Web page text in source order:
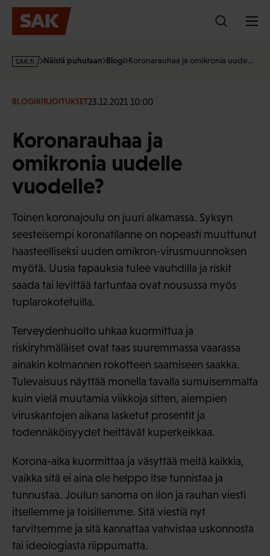
Hyppää
sisältöön
s
·
Näistä puhutaan Blogi Koronarauhaa ja omikronia uude…
BLOGIKIRJOITUKSET23.12.2021 10:00
Koronarauhaa ja
omikronia uudelle
vuodelle?
Toinen koronajoulu on juuri alkamassa. Syksyn
seesteisempi koronatilanne on nopeasti muuttunut
haasteelliseksi uuden omikron-virusmuunnoksen
myötä. Uusia tapauksia tulee vauhdilla ja riskit
saada tai levittää tartuntaa ovat nousussa myös
tuplarokotetuilla.
Terveydenhuolto uhkaa kuormittua ja
riskiryhmäläiset ovat taas suuremmassa vaarassa
ainakin kolmannen rokotteen saamiseen saakka.
Tulevaisuus näyttää monella tavalla sumuisemmalta
kuin vielä muutamia viikkoja sitten, aiempien
viruskantojen aikana lasketut prosentit ja
todennäköisyydet heittävät kuperkeikkaa.
Korona-aika kuormittaa ja väsyttää meitä kaikkia,
vaikka sitä ei aina ole helppo itse tunnistaa ja
tunnustaa. Joulun sanoma on ilon ja rauhan viesti
itsellemme ja toisillemme. Sitä viestiä nyt
tarvitsemme ja sitä kannattaa vahvistaa uskonnosta
tai ideologiasta riippumatta.